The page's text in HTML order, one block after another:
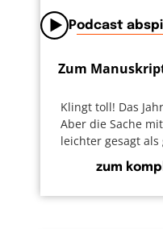
Podcast
Zum
Klingt toll! Das
Aber die Sache
leichter gesagt als
zum